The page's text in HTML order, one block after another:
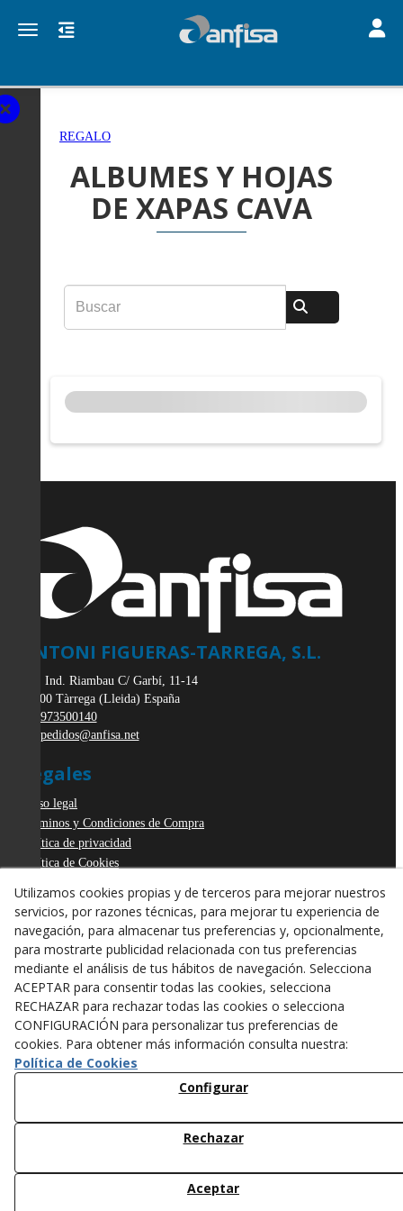
Toggle navigation
REGALO
ALBUMES Y HOJAS
DE XAPAS CAVA
ANTONI FIGUERAS-TARREGA, S.L.
Pol. Ind. Riambau C/ Garbí, 11-14
25300 Tàrrega (Lleida) España
973500140
pedidos@anfisa.net
Legales
Aviso legal
Términos y Condiciones de Compra
Política de privacidad
Política de Cookies
Derecho de desistimiento
derechos reservados.
Utilizamos cookies propias y de terceros para mejorar nuestros
servicios, por razones técnicas, para mejorar tu experiencia de
navegación, para almacenar tus preferencias y, opcionalmente,
para mostrarte publicidad relacionada con tus preferencias
mediante el análisis de tus hábitos de navegación. Selecciona
ACEPTAR para consentir todas las cookies, selecciona
RECHAZAR para rechazar todas las cookies o selecciona
CONFIGURACIÓN para personalizar tus preferencias de
cookies. Para obtener más información consulta nuestra:
Política de Cookies
Configurar
Rechazar
Aceptar